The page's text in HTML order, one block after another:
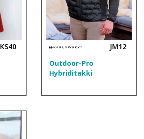
KS40
JM12
Outdoor-Pro
Hybriditakki